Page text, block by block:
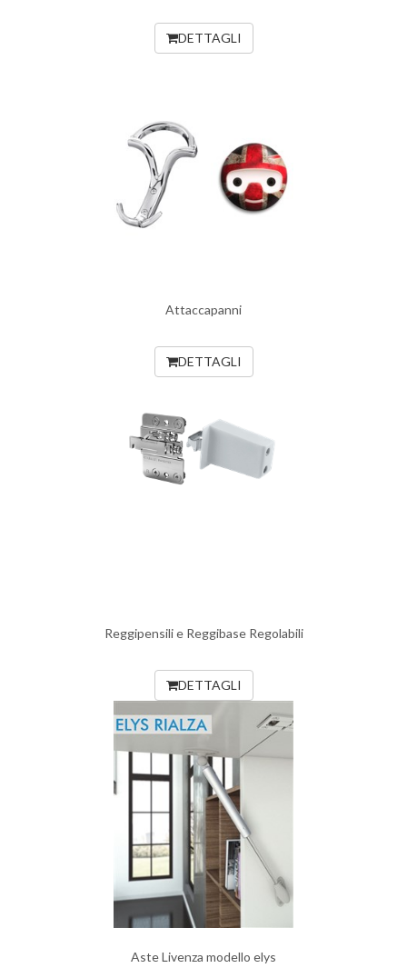
DETTAGLI
Attaccapanni
DETTAGLI
Reggipensili e Reggibase Regolabili
DETTAGLI
Aste Livenza modello elys